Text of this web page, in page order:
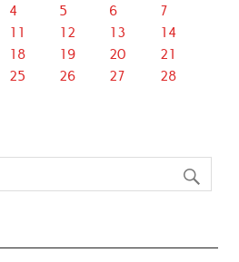
4 5 6
7
11 12 13
14
18 19 20
21
25 26 27
28